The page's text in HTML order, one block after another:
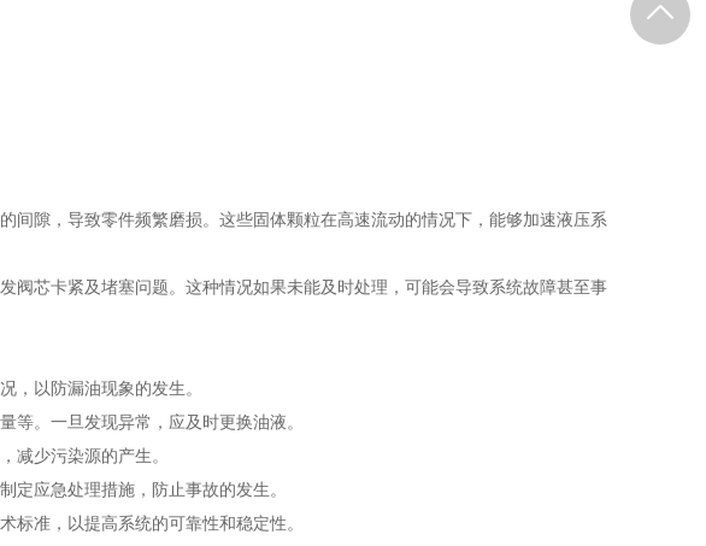
间隙，导致零件频繁磨损。这些固体颗粒在高速流动的情况下，能够加速液压系
阀芯卡紧及堵塞问题。这种情况如果未能及时处理，可能会导致系统故障甚至事
，以防漏油现象的发生。
等。一旦发现异常，应及时更换油液。
减少污染源的产生。
定应急处理措施，防止事故的发生。
标准，以提高系统的可靠性和稳定性。